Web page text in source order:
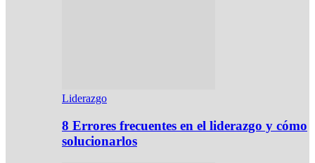
Liderazgo
8 Errores frecuentes en el liderazgo y cómo
solucionarlos